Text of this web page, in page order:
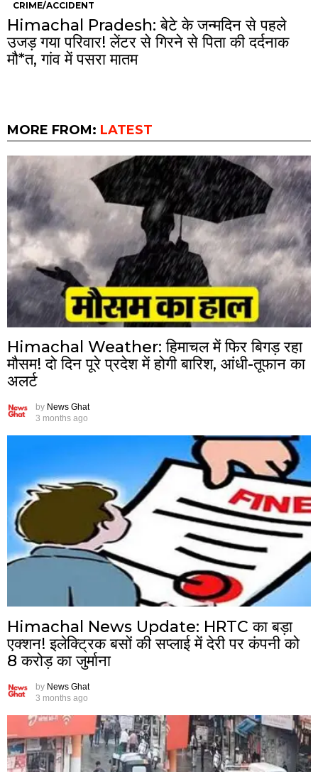
CRIME/ACCIDENT
Himachal Pradesh: बेटे के जन्मदिन से पहले
उजड़ गया परिवार! लेंटर से गिरने से पिता की दर्दनाक
मौ*त, गांव में पसरा मातम
MORE FROM: LATEST
Himachal Weather: हिमाचल में फिर बिगड़ रहा
मौसम! दो दिन पूरे प्रदेश में होगी बारिश, आंधी-तूफान का
अलर्ट
by News Ghat
3 months ago
Himachal News Update: HRTC का बड़ा
एक्शन! इलेक्ट्रिक बसों की सप्लाई में देरी पर कंपनी को
8 करोड़ का जुर्माना
by News Ghat
3 months ago